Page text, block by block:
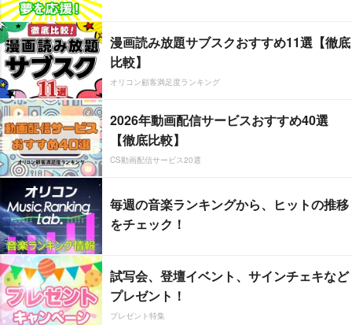
漫画読み放題サブスクおすすめ11選【徹底
比較】
オリコン顧客満足度ランキング
2026年動画配信サービスおすすめ40選
【徹底比較】
CS動画配信サービス20選
毎週の音楽ランキングから、ヒットの推移
をチェック！
試写会、登壇イベント、サインチェキなど
プレゼント！
プレゼント特集